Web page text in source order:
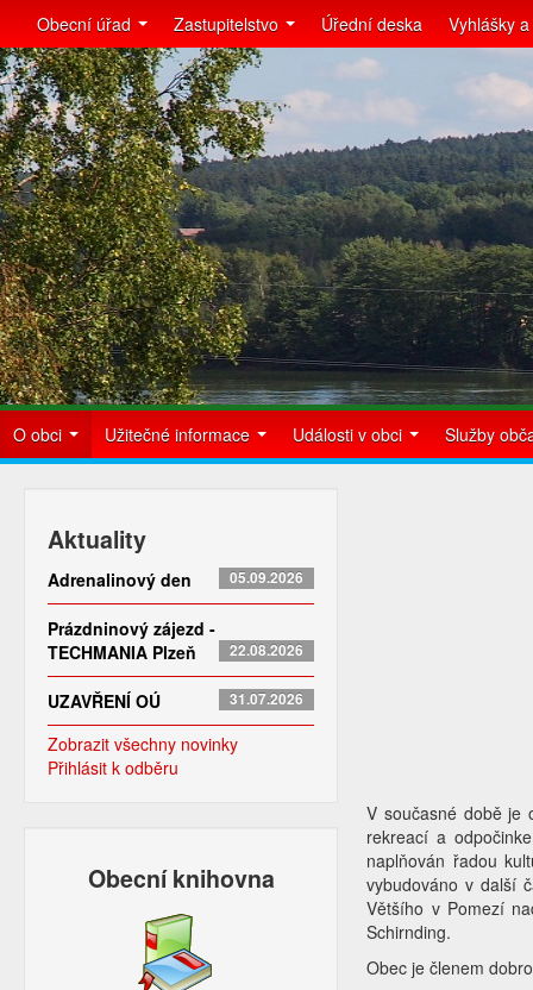
Obecní úřad Zastupitelstvo Úřední deska Vyhlášky
O obci Užitečné informace Události v obci Služby
Aktuality
Adrenalinový den 05.09.2026
Prázdninový zájezd -
TECHMANIA Plzeň
22.08.2026
UZAVŘENÍ OÚ 31.07.2026
Zobrazit všechny novinky
Přihlásit k odběru
Obecní knihovna
V současné době je
rekreací a
naplňován řadou
vybudováno v další
Většího v Pomezí
Schirnding.
Obec je členem